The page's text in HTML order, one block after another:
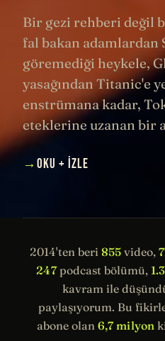
Bir gezi rehberi değil
fal bakan adamlardan
göremediği heykele,
yasağından Titanic'e
enstrümana kadar,
eteklerine uzanan bir
→ OKU + İZLE
2014'ten beri 855 video,
247podcast bölümü,
kavram ile
paylaşıyorum. Bu
abone olan 6,7 milyon